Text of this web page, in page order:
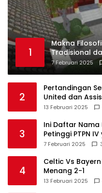
1
Makna
Tradisional
7 Februari 2025
2
Pertandingan
United dan
13 Februari 2025
3
Ini Daftar
Petinggi PTPN
7 Februari 2025
4
Celtic Vs
Menang 2-1
13 Februari 2025